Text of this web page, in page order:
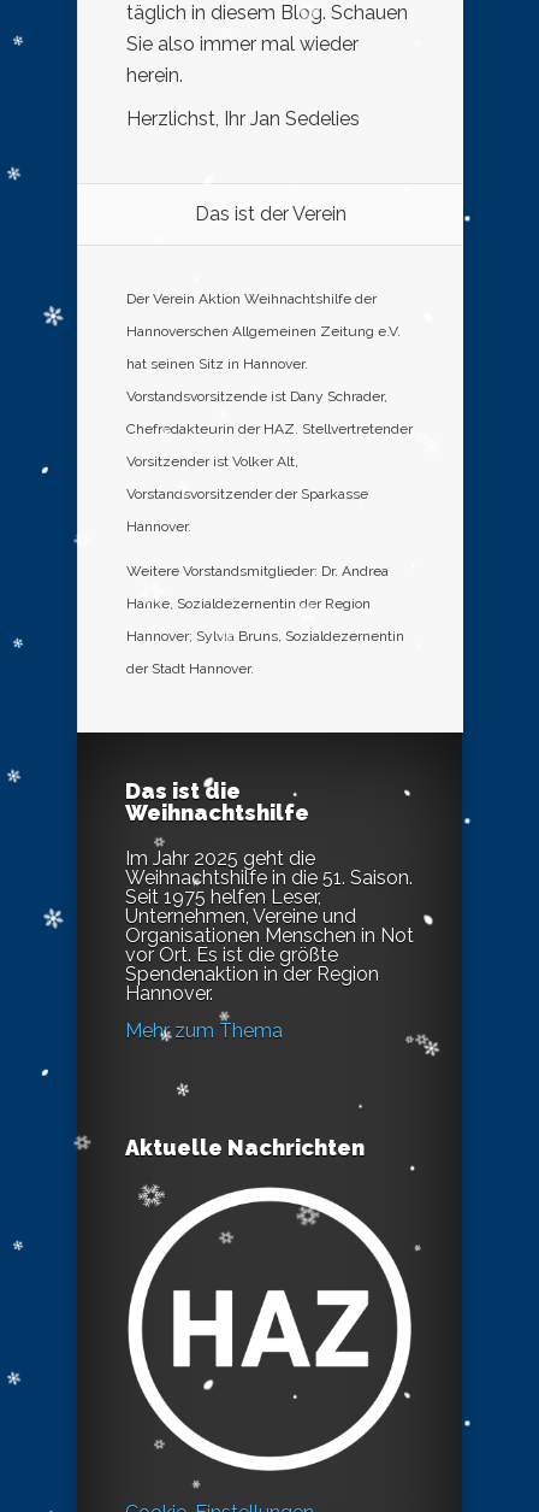
täglich in diesem Blog. Schauen
Sie also immer mal wieder
herein.
Herzlichst, Ihr Jan Sedelies
Das ist der Verein
Der Verein Aktion Weihnachtshilfe der
Hannoverschen Allgemeinen Zeitung e.V.
hat seinen Sitz in Hannover.
Vorstandsvorsitzende ist Dany Schrader,
Chefredakteurin der HAZ. Stellvertretender
Vorsitzender ist Volker Alt,
Vorstandsvorsitzender der Sparkasse
Hannover.
Weitere Vorstandsmitglieder: Dr. Andrea
Hanke, Sozialdezernentin der Region
Hannover; Sylvia Bruns, Sozialdezernentin
der Stadt Hannover.
Das ist die
Weihnachtshilfe
Im Jahr 2025 geht die
Weihnachtshilfe in die 51. Saison.
Seit 1975 helfen Leser,
Unternehmen, Vereine und
Organisationen Menschen in Not
vor Ort. Es ist die größte
Spendenaktion in der Region
Hannover.
Mehr zum Thema
Aktuelle Nachrichten